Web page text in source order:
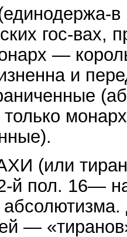
в
гос-вах,
—
и
(или
й пол. 16—
—